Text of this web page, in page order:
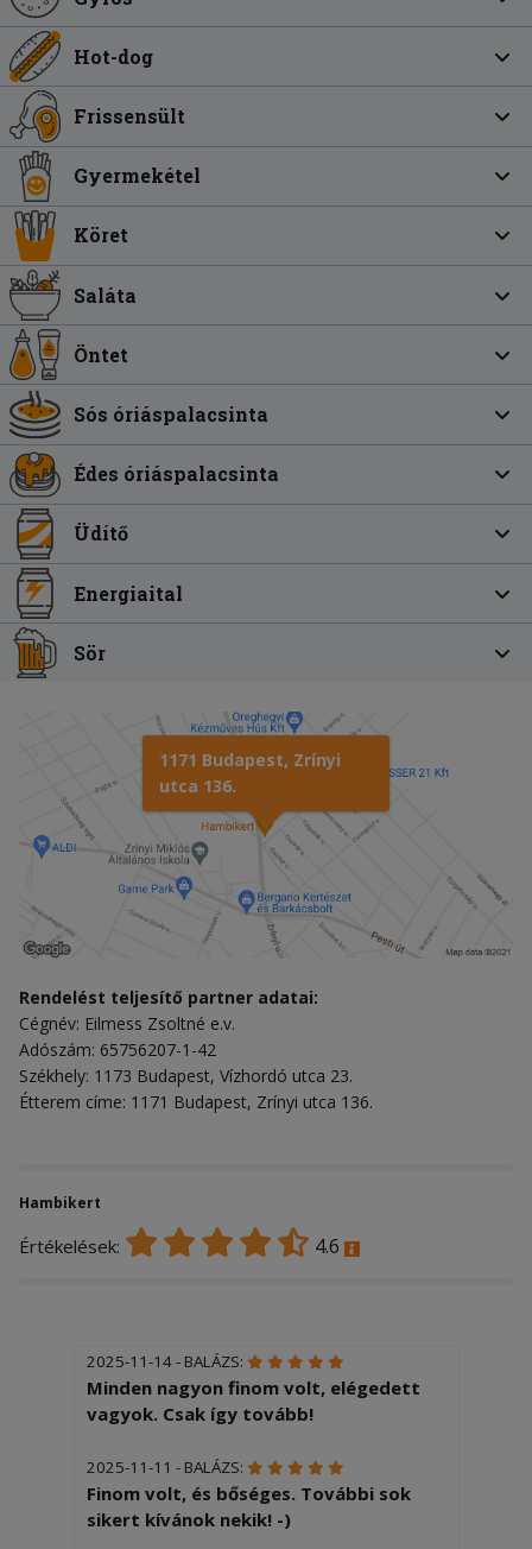
Hot-dog
Frissensült
Gyermekétel
Köret
Saláta
Öntet
Sós óriáspalacsinta
Édes óriáspalacsinta
Üdítő
Energiaital
Sör
1171 Budapest, Zrínyi
utca 136.
Rendelést teljesítő partner adatai:
Cégnév: Eilmess Zsoltné e.v.
Adószám: 65756207-1-42
Székhely: 1173 Budapest, Vízhordó utca 23.
Étterem címe: 1171 Budapest, Zrínyi utca 136.
Hambikert
Értékelések: 4.6
2025-11-14 - BALÁZS:
Minden nagyon finom volt, elégedett
vagyok. Csak így tovább!
2025-11-11 - BALÁZS:
Finom volt, és bőséges. További sok
sikert kívánok nekik! -)